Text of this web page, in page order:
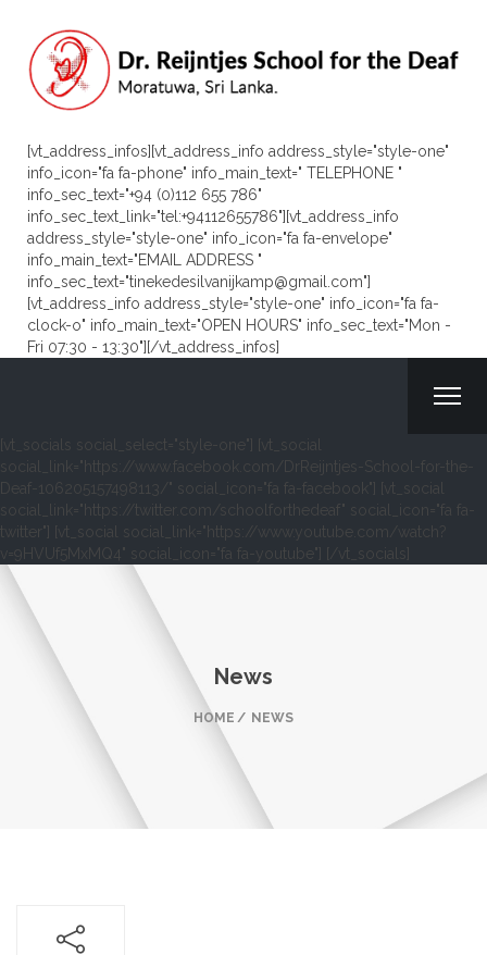
[vt_address_infos][vt_address_info address_style="style-one"
info_icon="fa fa-phone" info_main_text=" TELEPHONE "
info_sec_text="+94 (0)112 655 786"
info_sec_text_link="tel:+94112655786"][vt_address_info
address_style="style-one" info_icon="fa fa-envelope"
info_main_text="EMAIL ADDRESS "
info_sec_text="tinekedesilvanijkamp@gmail.com"]
[vt_address_info address_style="style-one" info_icon="fa fa-
clock-o" info_main_text="OPEN HOURS" info_sec_text="Mon -
Fri 07:30 - 13:30"][/vt_address_infos]
[vt_socials social_select="style-one"] [vt_social
social_link="https://www.facebook.com/DrReijntjes-School-for-the-
Deaf-106205157498113/" social_icon="fa fa-facebook"] [vt_social
social_link="https://twitter.com/schoolforthedeaf" social_icon="fa fa-
twitter"] [vt_social social_link="https://www.youtube.com/watch?
v=9HVUf5MxMQ4" social_icon="fa fa-youtube"] [/vt_socials]
News
HOME NEWS